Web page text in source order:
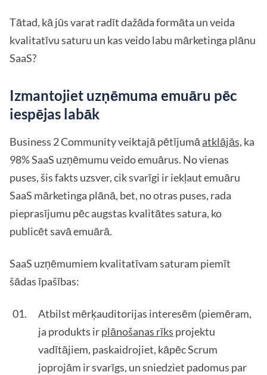
Tātad, kā jūs varat radīt dažāda formāta un veida
kvalitatīvu saturu un kas veido labu mārketinga plānu
SaaS?
Izmantojiet uzņēmuma emuāru pēc
iespējas labāk
Business 2 Community veiktajā pētījumā atklājās, ka
98% SaaS uzņēmumu veido emuārus. No vienas
puses, šis fakts uzsver, cik svarīgi ir iekļaut emuāru
SaaS mārketinga plānā, bet, no otras puses, rada
pieprasījumu pēc augstas kvalitātes satura, ko
publicēt savā emuārā.
SaaS uzņēmumiem kvalitatīvam saturam piemīt
šādas īpašības:
Atbilst mērķauditorijas interesēm (piemēram,
ja produkts irplānošanas rīks projektu
vadītājiem, paskaidrojiet, kāpēc Scrum
joprojām ir svarīgs, un sniedziet padomus par